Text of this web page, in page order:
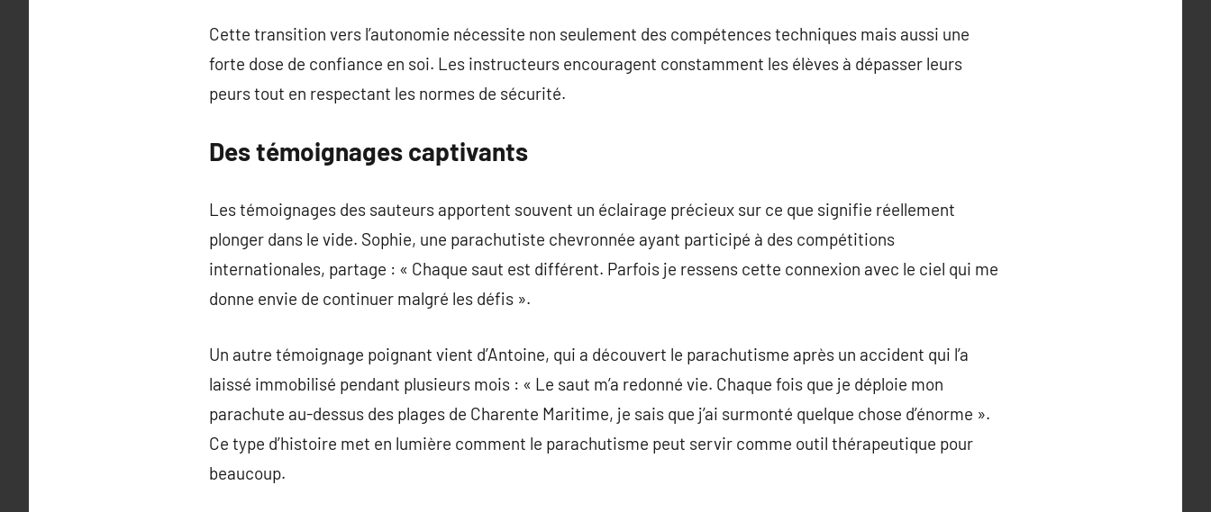
Cette transition vers l’autonomie nécessite non seulement des compétences techniques mais aussi une
forte dose de confiance en soi. Les instructeurs encouragent constamment les élèves à dépasser leurs
peurs tout en respectant les normes de sécurité.
Des témoignages captivants
Les témoignages des sauteurs apportent souvent un éclairage précieux sur ce que signifie réellement
plonger dans le vide. Sophie, une parachutiste chevronnée ayant participé à des compétitions
internationales, partage : « Chaque saut est différent. Parfois je ressens cette connexion avec le ciel qui me
donne envie de continuer malgré les défis ».
Un autre témoignage poignant vient d’Antoine, qui a découvert le parachutisme après un accident qui l’a
laissé immobilisé pendant plusieurs mois : « Le saut m’a redonné vie. Chaque fois que je déploie mon
parachute au-dessus des plages de Charente Maritime, je sais que j’ai surmonté quelque chose d’énorme ».
Ce type d’histoire met en lumière comment le parachutisme peut servir comme outil thérapeutique pour
beaucoup.